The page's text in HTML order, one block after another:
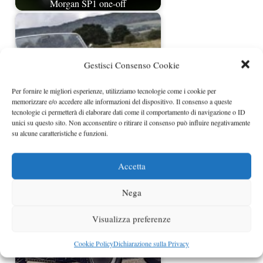
Gestisci Consenso Cookie
Per fornire le migliori esperienze, utilizziamo tecnologie come i cookie per
memorizzare e/o accedere alle informazioni del dispositivo. Il consenso a queste
tecnologie ci permetterà di elaborare dati come il comportamento di navigazione o ID
unici su questo sito. Non acconsentire o ritirare il consenso può influire negativamente
su alcune caratteristiche e funzioni.
Accetta
Nega
Visualizza preferenze
Cookie PolicyDichiarazione sulla Privacy
Morgan SP1 one-off
Morgan presenterà quattro nuovi
modelli al Salone di Ginevra